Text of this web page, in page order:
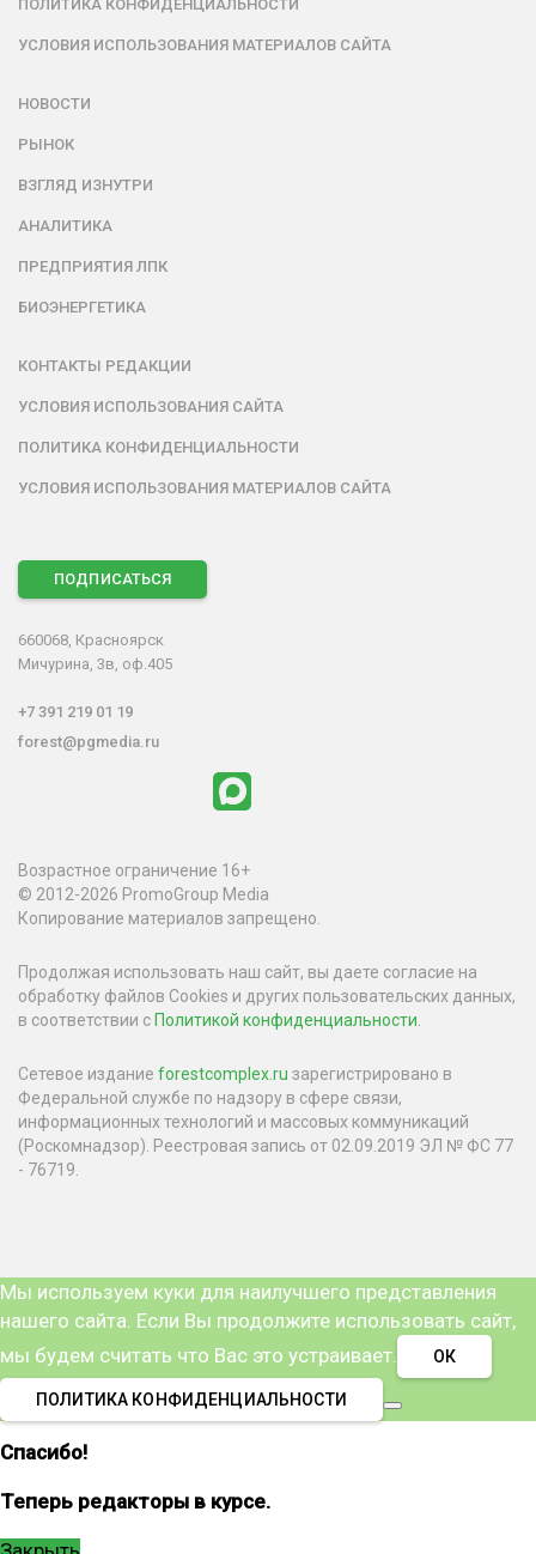
ПОЛИТИКА КОНФИДЕНЦИАЛЬНОСТИ
УСЛОВИЯ ИСПОЛЬЗОВАНИЯ МАТЕРИАЛОВ САЙТА
НОВОСТИ
РЫНОК
ВЗГЛЯД ИЗНУТРИ
АНАЛИТИКА
ПРЕДПРИЯТИЯ ЛПК
БИОЭНЕРГЕТИКА
КОНТАКТЫ РЕДАКЦИИ
УСЛОВИЯ ИСПОЛЬЗОВАНИЯ САЙТА
ПОЛИТИКА КОНФИДЕНЦИАЛЬНОСТИ
УСЛОВИЯ ИСПОЛЬЗОВАНИЯ МАТЕРИАЛОВ САЙТА
ПОДПИСАТЬСЯ
660068, Красноярск
Мичурина, 3в, оф.405
+7 391 219 01 19
forest@pgmedia.ru
Возрастное ограничение 16+
© 2012-2026 PromoGroup Media
Копирование материалов запрещено.
Продолжая использовать наш сайт, вы даете согласие на
обработку файлов Cookies и других пользовательских данных,
в соответствии с Политикой конфиденциальности
Сетевое издание forestcomplex.ru зарегистрировано в
Федеральной службе по надзору в сфере связи,
информационных технологий и массовых коммуникаций
(Роскомнадзор). Реестровая запись от 02.09.2019 ЭЛ № ФС 77
- 76719.
Мы используем куки для наилучшего представления
нашего сайта. Если Вы продолжите использовать сайт,
мы будем считать что Вас это устраивает.
ОК
ПОЛИТИКА КОНФИДЕНЦИАЛЬНОСТИ
Спасибо!
Теперь редакторы в курсе.